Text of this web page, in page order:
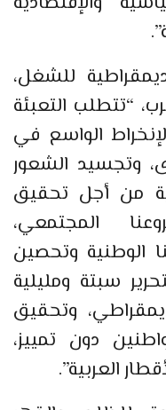
للشغل،
“تتطلب التعبئة
الواسع في
وتجسيد الشعور
من أجل تحقيق
المجتمعي،
الوطنية وتحصين
سبتة ومليلية
وتحقيق
دون تمييز،
العربية”.